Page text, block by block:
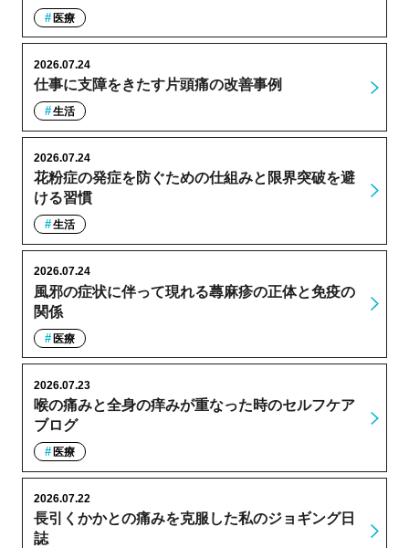
医療
仕事に支障をきたす片頭痛の改善事例
2026.07.24
生活
花粉症の発症を防ぐための仕組みと限界突破を避
ける習慣
2026.07.24
生活
風邪の症状に伴って現れる蕁麻疹の正体と免疫の
関係
2026.07.24
医療
喉の痛みと全身の痒みが重なった時のセルフケア
ブログ
2026.07.23
医療
長引くかかとの痛みを克服した私のジョギング日
誌
2026.07.22